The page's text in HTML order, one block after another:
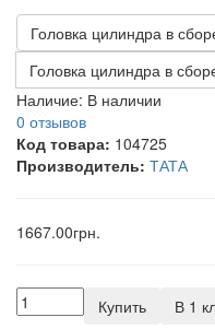
Головка цилиндра в
Головка цилиндра в
Наличие: В наличии
0 отзывов
Код товара: 104725
Производитель: ТАТА
1667.00грн.
Купить В 1